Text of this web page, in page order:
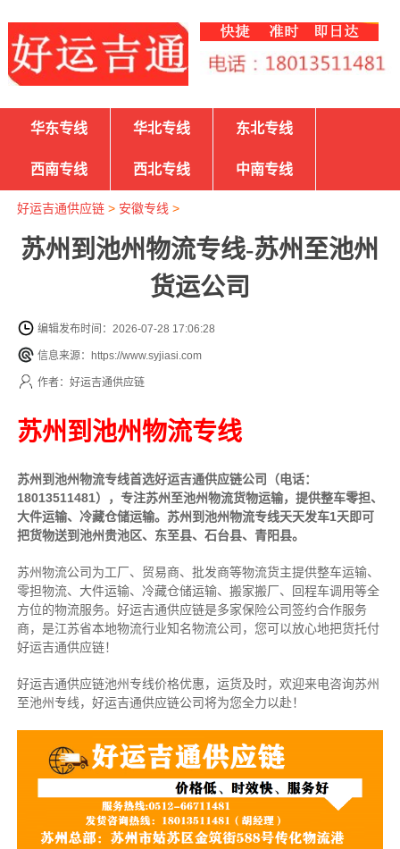
华东专线 华北专线 东北专线
西南专线 西北专线 中南专线
好运吉通供应链> 安徽专线 >
苏州到池州物流专线-苏州至池州
货运公司
编辑发布时间：2026-07-28 17:06:28
信息来源：https://www.syjiasi.com
作者：好运吉通供应链
苏州到池州物流专线
苏州到池州物流专线首选好运吉通供应链公司（电话：
18013511481），专注苏州至池州物流货物运输，提供整车零担、
大件运输、冷藏仓储运输。苏州到池州物流专线天天发车1天即可
把货物送到池州贵池区、东至县、石台县、青阳县。
苏州物流公司为工厂、贸易商、批发商等物流货主提供整车运输、
零担物流、大件运输、冷藏仓储运输、搬家搬厂、回程车调用等全
方位的物流服务。好运吉通供应链是多家保险公司签约合作服务
商，是江苏省本地物流行业知名物流公司，您可以放心地把货托付
好运吉通供应链！
好运吉通供应链池州专线价格优惠，运货及时，欢迎来电咨询苏州
至池州专线，好运吉通供应链公司将为您全力以赴！